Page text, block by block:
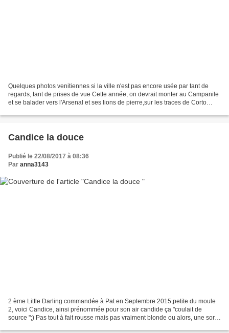
Quelques photos venitiennes si la ville n'est pas encore usée par tant de
regards, tant de prises de vue Cette année, on devrait monter au Campanile
et se balader vers l'Arsenal et ses lions de pierre,sur les traces de Corto
Candice la douce
Publié le 22/08/2017 à 08:36
Par anna3143
2 ème Little Darling commandée à Pat en Septembre 2015,petite du moule
2, voici Candice, ainsi prénommée pour son air candide ça "coulait de
source ";) Pas tout à fait rousse mais pas vraiment blonde ou alors, une sorte